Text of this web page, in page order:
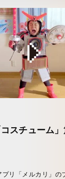
商品画像や商品情
）を使用し、万華
いく映像作品です
が持つ様々な独
舗データから多種
テムを開発してい
万華鏡のデザイン
行動そのものが、
スチューム」
プリ「メルカリ」の